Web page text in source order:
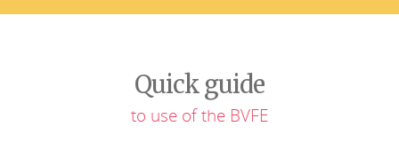
Quick guide
to use of the BVFE